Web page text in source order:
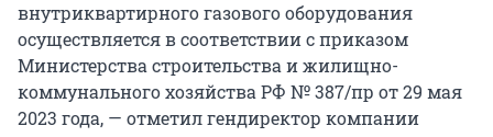
внутриквартирного газового оборудования
осуществляется в соответствии с приказом
Министерства строительства и жилищно-
коммунального хозяйства РФ № 387/пр от 29 мая
2023 года, — отметил гендиректор компании